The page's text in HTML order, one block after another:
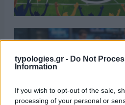
typologies.gr - Do Not
Information
If you wish to opt-out of the sale,
processing of your personal or